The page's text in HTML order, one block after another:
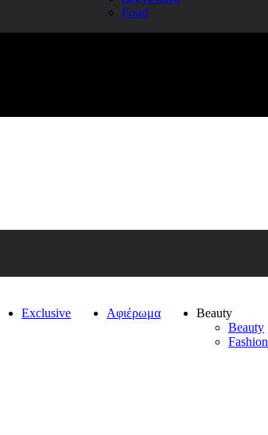
Food
Exclusive Αφιέρωμα
Beauty
Beauty
Fashion